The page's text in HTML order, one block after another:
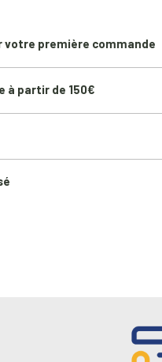
votre première commande
à partir de 150€